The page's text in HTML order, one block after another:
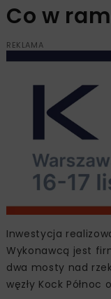
Co w
REKLAMA
Inwestycja
Wykonawcą jest
dwa mosty nad
węzły Kock